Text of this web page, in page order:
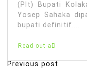
(Plt) Bupati
Yosep Sahaka
bupati definitif....
Read out all
N
Previous post